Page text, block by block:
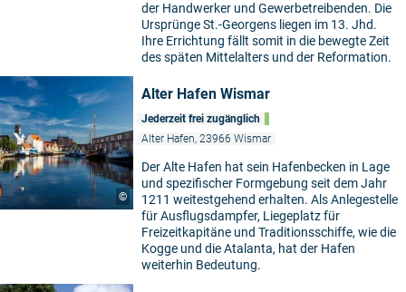
der Handwerker und Gewerbetreibenden. Die
Ursprünge St.-Georgens liegen im 13. Jhd.
Ihre Errichtung fällt somit in die bewegte Zeit
des späten Mittelalters und der Reformation.
©
Alter Hafen Wismar
Jederzeit frei zugänglich
Alter Hafen, 23966 Wismar
Der Alte Hafen hat sein Hafenbecken in Lage
und spezifischer Formgebung seit dem Jahr
1211 weitestgehend erhalten. Als Anlegestelle
für Ausflugsdampfer, Liegeplatz für
Freizeitkapitäne und Traditionsschiffe, wie die
Kogge und die Atalanta, hat der Hafen
weiterhin Bedeutung.